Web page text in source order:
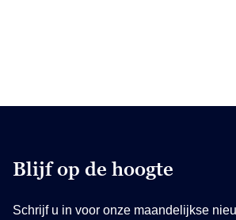
Blijf op de hoogte
Schrijf u in voor onze maandelijkse